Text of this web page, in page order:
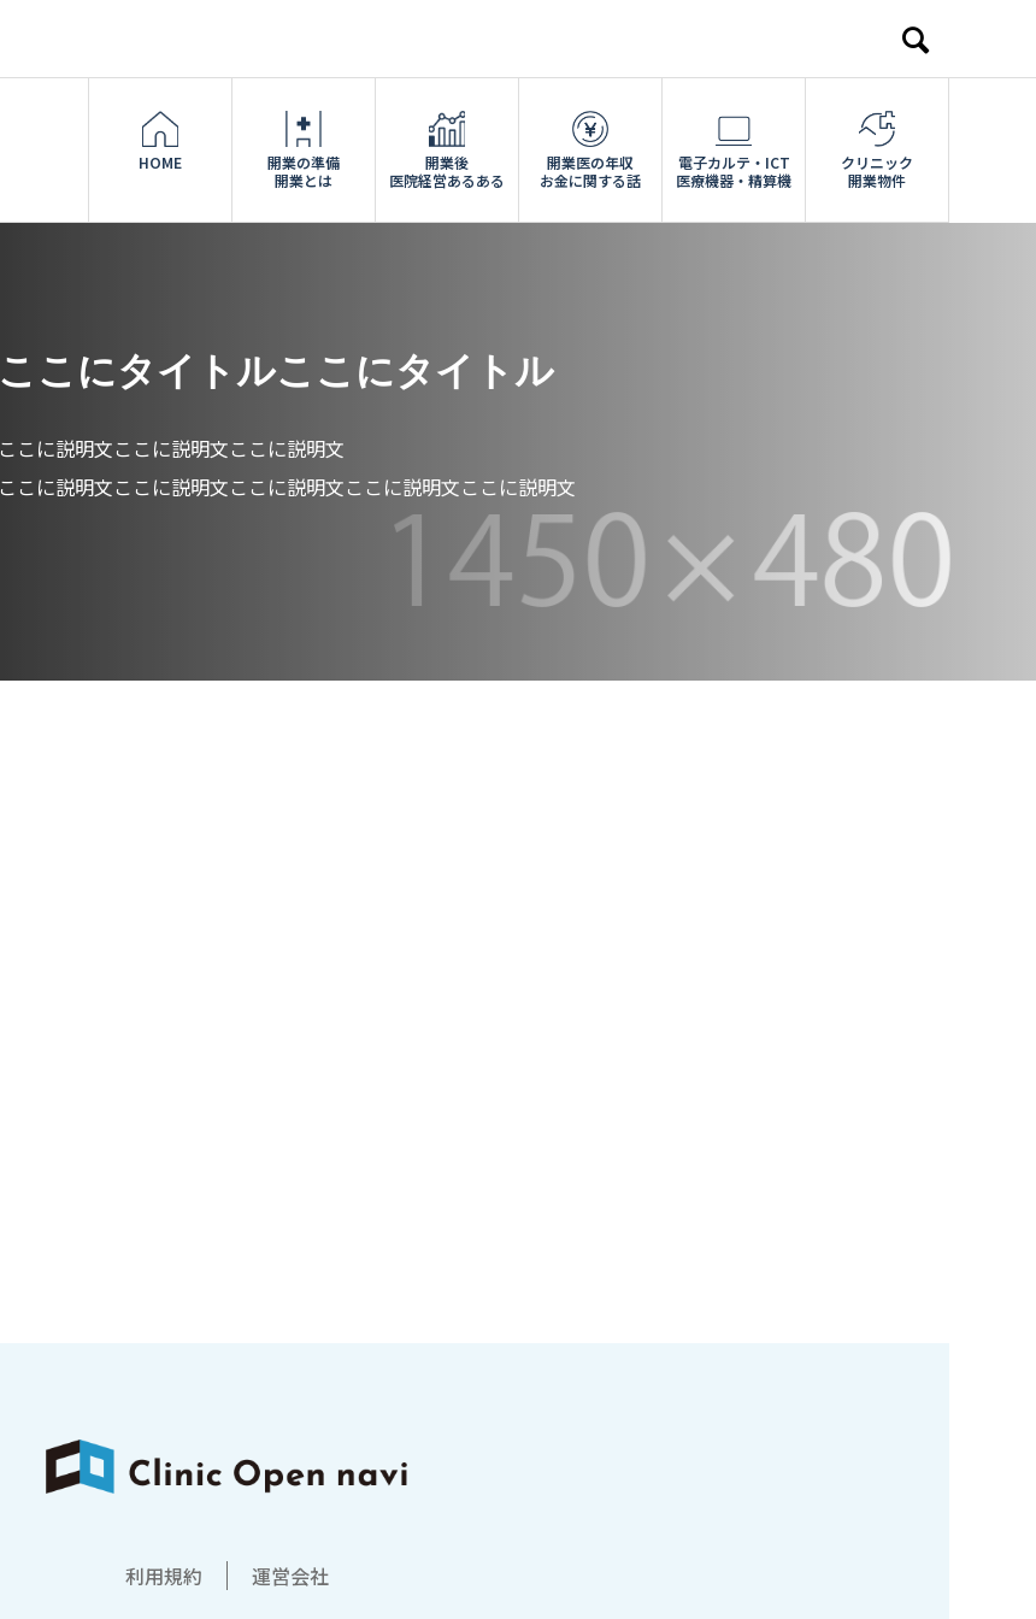
HOME
開業の準備
開業とは
開業後
医院経営あるある
開業医の年収
お金に関する話
電子カルテ・ICT
医療機器・精算機
クリニック
開業物件
ここにタイトルここにタイトル
ここに説明文ここに説明文ここに説明文
ここに説明文ここに説明文ここに説明文ここに説明文ここに説明文
利用規約 運営会社